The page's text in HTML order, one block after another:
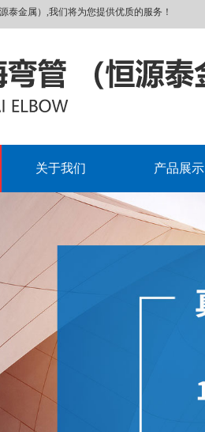
泰金属）,我们将为您提供优质的服务！
关于我们 产品展示